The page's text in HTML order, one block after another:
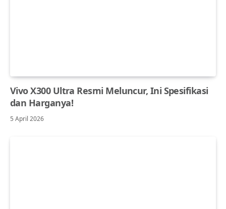
Vivo X300 Ultra Resmi Meluncur, Ini Spesifikasi
dan Harganya!
5 April 2026